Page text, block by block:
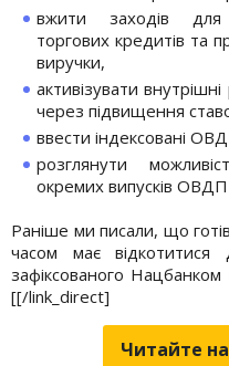
вжити заходів для
торгових кредитів та
виручки,
активізувати
через підвищення
ввести індексовані
розглянути
окремих випусків ОВДП
Раніше ми писали, що
часом має
зафіксованого
[[/link_direct]
Читайте